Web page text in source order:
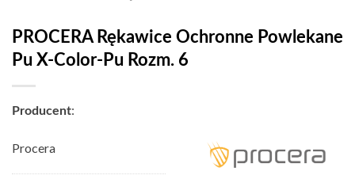
PROCERA Rękawice Ochronne Powlekane
Pu X-Color-Pu Rozm. 6
Producent:
Procera